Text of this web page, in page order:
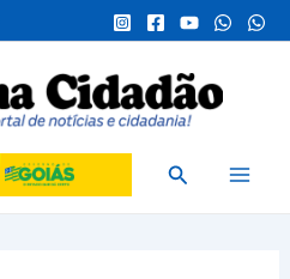
Pesquisar